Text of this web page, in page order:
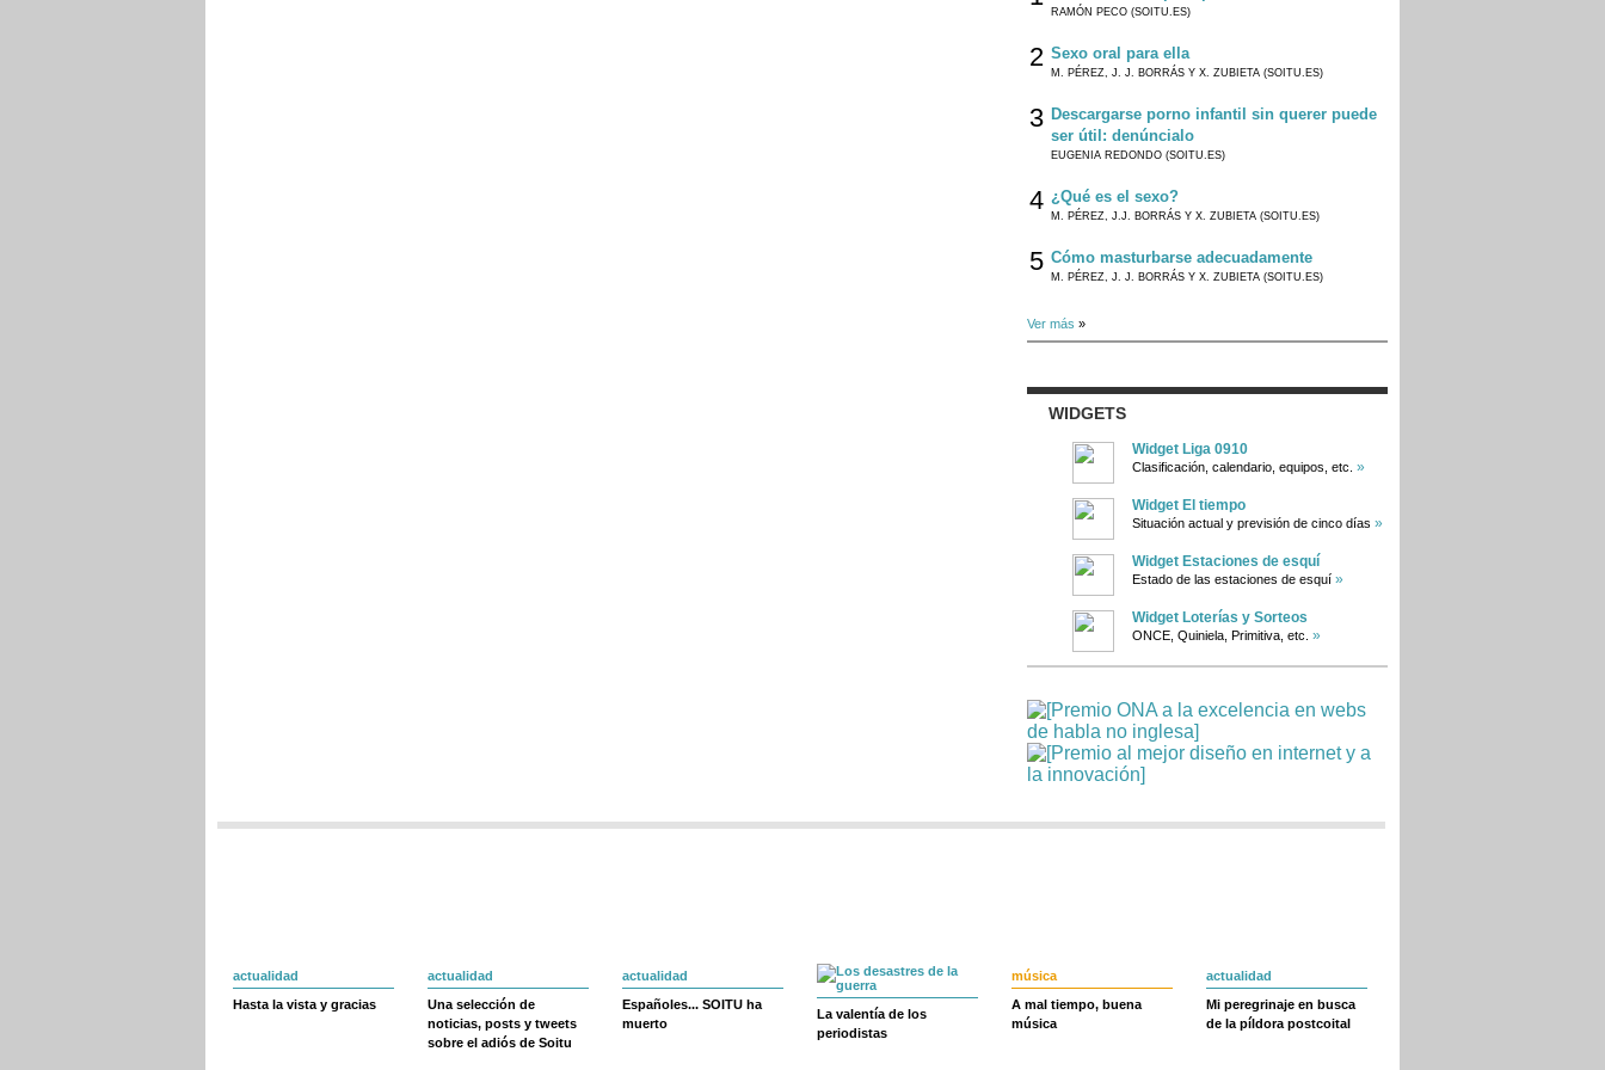
RAMÓN PECO (SOITU.ES)
2 Sexo oral para ella
M. PÉREZ, J. J. BORRÁS Y X. ZUBIETA (SOITU.ES)
3 Descargarse porno infantil sin querer puede
ser útil: denúncialo
EUGENIA REDONDO (SOITU.ES)
4 ¿Qué es el sexo?
M. PÉREZ, J.J. BORRÁS Y X. ZUBIETA (SOITU.ES)
5 Cómo masturbarse adecuadamente
M. PÉREZ, J. J. BORRÁS Y X. ZUBIETA (SOITU.ES)
Ver más »
WIDGETS
Widget Liga 0910
Clasificación, calendario, equipos, etc. »
Widget El tiempo
Situación actual y previsión de cinco días »
Widget Estaciones de esquí
Estado de las estaciones de esquí »
Widget Loterías y Sorteos
ONCE, Quiniela, Primitiva, etc. »
actualidad
Hasta la vista y gracias
actualidad
Una selección de
noticias, posts y tweets
sobre el adiós de Soitu
actualidad
Españoles... SOITU ha
muerto
La valentía de los
periodistas
música
A mal tiempo, buena
música
actualidad
Mi peregrinaje en busca
de la píldora postcoital